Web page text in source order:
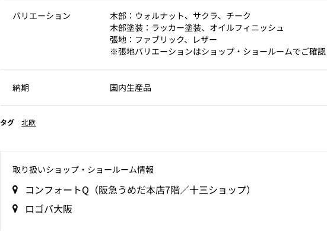
バリエーション
木部：ウォルナット、サクラ、チーク
木部塗装：ラッカー塗装、オイルフィニッシュ
張地：ファブリック、レザー
※張地バリエーションはショップ・ショールームでご確認
納期 国内生産品
タグ 北欧
取り扱いショップ‧ショールーム情報
コンフォートQ（阪急うめだ本店7階／十三ショップ）
ロゴバ大阪